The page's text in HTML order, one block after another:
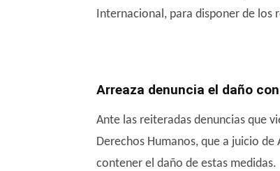
Internacional, para disponer de los
Arreaza denuncia el daño
Ante las reiteradas denuncias que
Derechos Humanos, que a juicio
contener el daño de estas medidas.